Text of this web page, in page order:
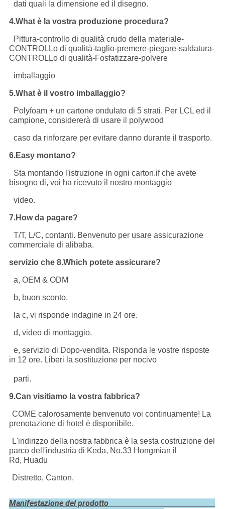
dati quali la dimensione ed il disegno.
4.What è la vostra produzione procedura?
Pittura-controllo di qualità crudo della materiale-
CONTROLLo di qualità-taglio-premere-piegare-saldatura-
CONTROLLo di qualità-Fosfatizzare-polvere
imballaggio
5.What è il vostro imballaggio?
Polyfoam + un cartone ondulato di 5 strati. Per LCL ed il
campione, considererà di usare il polywood
caso da rinforzare per evitare danno durante il trasporto.
6.Easy montano?
Sta montando l'istruzione in ogni carton.if che avete
bisogno di, voi ha ricevuto il nostro montaggio
video.
7.How da pagare?
T/T, L/C, contanti. Benvenuto per usare assicurazione
commerciale di alibaba.
servizio che 8.Which potete assicurare?
a, OEM & ODM
b, buon sconto.
la c, vi risponde indagine in 24 ore.
d, video di montaggio.
e, servizio di Dopo-vendita. Risponda le vostre risposte
in 12 ore. Liberi la sostituzione per nocivo
parti.
9.Can visitiamo la vostra fabbrica?
COME calorosamente benvenuto voi continuamente! La
prenotazione di hotel è disponibile.
L'indirizzo della nostra fabbrica è la sesta costruzione del
parco dell'industria di Keda, No.33 Hongmian il
Rd, Huadu
Distretto, Canton.
Manifestazione del prodotto